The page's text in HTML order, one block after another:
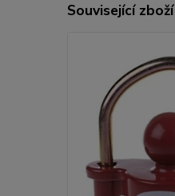
Související zboží